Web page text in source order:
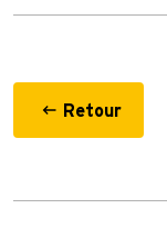
Retour